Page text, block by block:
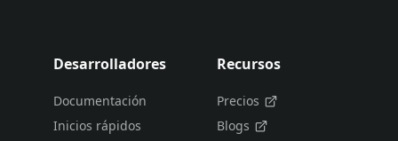
Desarrolladores
Documentación
Inicios rápidos
Recursos
Precios
Blogs